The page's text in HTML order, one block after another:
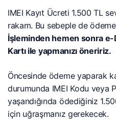
IMEI Kayıt Ücreti 1.500 TL
rakam. Bu sebeple de
İşleminden hemen sonra
Kartı ile yapmanızı öneririz.
Öncesinde ödeme yaparak
durumunda IMEI Kodu veya
yaşandığında ödediğiniz
için uğraşmanız gerekecek.